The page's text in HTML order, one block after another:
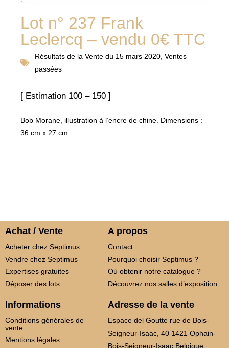
Lot n° 237 Frank
Leclercq – vendu 0€ TTC
Résultats de la Vente du 15 mars 2020 Ventes
passées
[ Estimation 100 – 150 ]
Bob Morane, illustration à l’encre de chine. Dimensions :
36 cm x 27 cm.
Achat / Vente
Acheter chez Septimus
Vendre chez Septimus
Expertises gratuites
Déposer des lots
A propos
Contact
Pourquoi choisir Septimus ?
Où obtenir notre catalogue ?
Découvrez nos salles d’exposition
Informations
Conditions générales de
vente
Mentions légales
Adresse de la vente
Espace del Goutte rue de Bois-
Seigneur-Isaac, 40 1421 Ophain-
Bois-Seigneur-Isaac Belgique